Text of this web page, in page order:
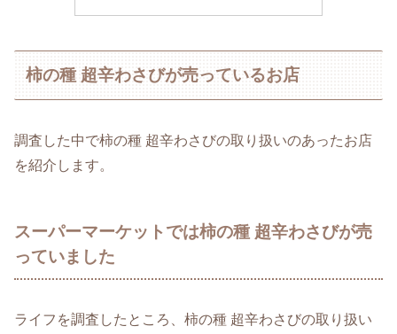
柿の種 超辛わさびが売っているお店
調査した中で柿の種 超辛わさびの取り扱いのあったお店
を紹介します。
スーパーマーケットでは柿の種 超辛わさびが売
っていました
ライフを調査したところ、柿の種 超辛わさびの取り扱い